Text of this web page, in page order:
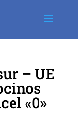
– UE
«0»